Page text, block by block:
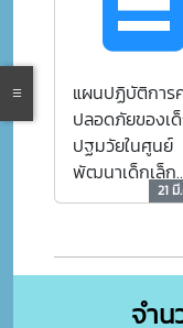
แผนปฏิบัติการ
ปลอดภัยของเ
ปฐมวัยในศูนย์
พัฒนาเด็กเล็ก
โรงเรียนชุมชน
21
จำน